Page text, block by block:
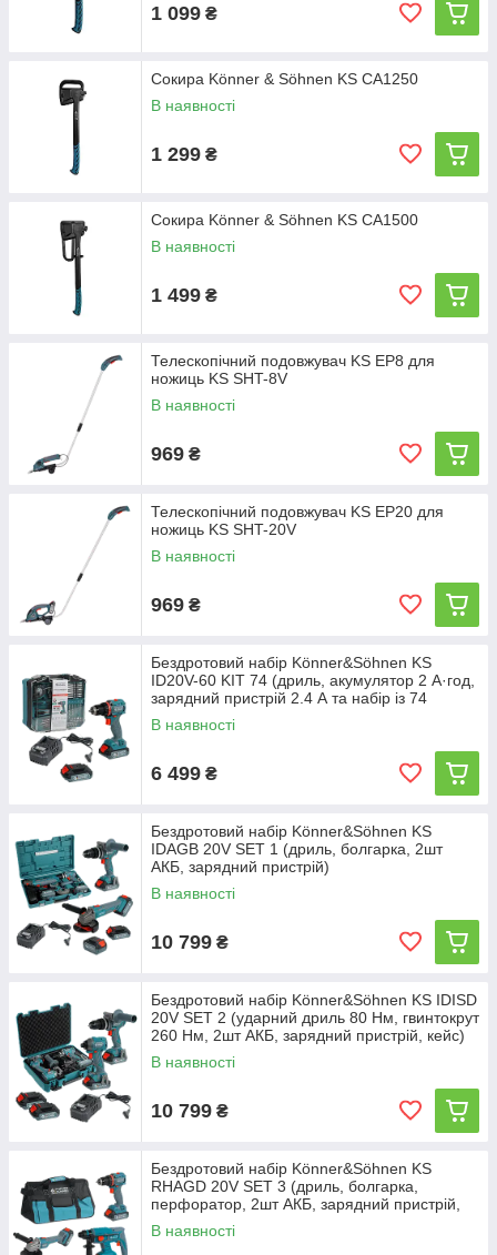
1 099 ₴
Сокира Könner & Söhnen KS CA1250
В наявності
1 299 ₴
Сокира Könner & Söhnen KS CA1500
В наявності
1 499 ₴
Телескопічний подовжувач KS EP8 для
ножиць KS SHT-8V
В наявності
969 ₴
Телескопічний подовжувач KS EP20 для
ножиць KS SHT-20V
В наявності
969 ₴
Бездротовий набір Könner&Söhnen KS
ID20V-60 KIT 74 (дриль, акумулятор 2 А·год,
зарядний пристрій 2.4 А та набір із 74
аксесуарів)
В наявності
6 499 ₴
Бездротовий набір Könner&Söhnen KS
IDAGB 20V SET 1 (дриль, болгарка, 2шт
АКБ, зарядний пристрій)
В наявності
10 799 ₴
Бездротовий набір Könner&Söhnen KS IDISD
20V SET 2 (ударний дриль 80 Нм, гвинтокрут
260 Нм, 2шт АКБ, зарядний пристрій, кейс)
В наявності
10 799 ₴
Бездротовий набір Könner&Söhnen KS
RHAGD 20V SET 3 (дриль, болгарка,
перфоратор, 2шт АКБ, зарядний пристрій,
сумка)
В наявності